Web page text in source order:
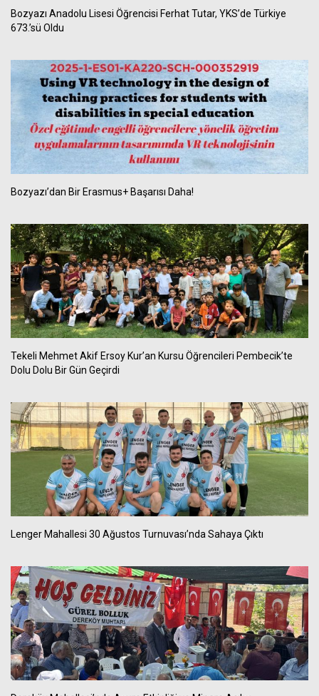
Bozyazı Anadolu Lisesi Öğrencisi Ferhat Tutar, YKS’de Türkiye
673.’sü Oldu
Bozyazı’dan Bir Erasmus+ Başarısı Daha!
Tekeli Mehmet Akif Ersoy Kur’an Kursu Öğrencileri Pembecik’te
Dolu Dolu Bir Gün Geçirdi
Lenger Mahallesi 30 Ağustos Turnuvası’nda Sahaya Çıktı